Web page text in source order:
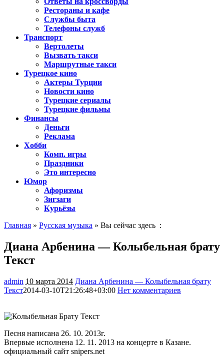
Рестораны и кафе
Службы быта
Телефоны служб
Транспорт
Вертолеты
Вызвать такси
Маршрутные такси
Турецкое кино
Актеры Турции
Новости кино
Турецкие сериалы
Турецкие фильмы
Финансы
Деньги
Реклама
Хобби
Комп. игры
Праздники
Это интересно
Юмор
Афоризмы
Зигзаги
Курьёзы
Главная » Русская музыка » Вы сейчас здесь :
Диана Арбенина — Колыбельная брату
Текст
admin 10 марта 2014 Диана Арбенина — Колыбельная брату
Текст2014-03-10T21:26:48+03:00 Нет комментариев
Песня написана 26. 10. 2013г.
Впервые исполнена 12. 11. 2013 на концерте в Казане.
официальный сайт snipers.net